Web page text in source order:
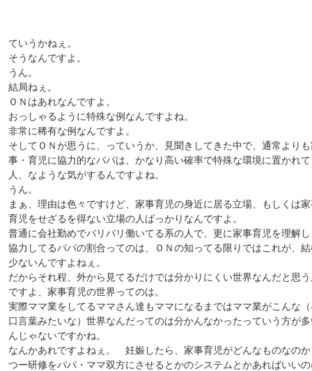
ていうかねぇ。
そうなんですよ。
うん。
結局ねぇ。
ＯＮはあれなんですよ。
おっしゃるように特殊な例なんですよね。
非常に稀有な例なんですよ。
そしてＯＮが思うに、っていうか、見聞きしてきた中で、通常より
事・育児に協力的なパパは、かなり高い確率で特殊な環境に置かれ
人、なような気がするんですよね。
うん。
まぁ、理由は色々ですけど、家事育児の身近に居る立場、もしくは
育児をせざるを得ない立場の人ばっかりなんですよ。
普通に会社勤めでバリバリ働いてる系の人で、更に家事育児を理解
協力してるパパの割合ってのは、ＯＮの知ってる限りではこれが、
少ないんですよねぇ。
だからそれ程、外から見てるだけでは分かりにくい世界なんだと思
ですよ、家事育児の世界ってのは。
実際ママ業をしてるママさん達もママになるまではママ業がこんな
口言葉みたいな）世界なんだってのは分かんなかったっていう方が
んじゃないですかね。
なんかあれですよねぇ。 妊娠したら、家事育児がどんなものなの
つー研修をパパ・ママ双方にさせるとかのシステムとかあればいい